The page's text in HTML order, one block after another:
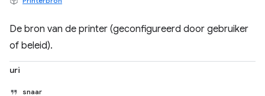
De bron van de printer (geconfigureerd door gebruiker
of beleid).
uri
snaar